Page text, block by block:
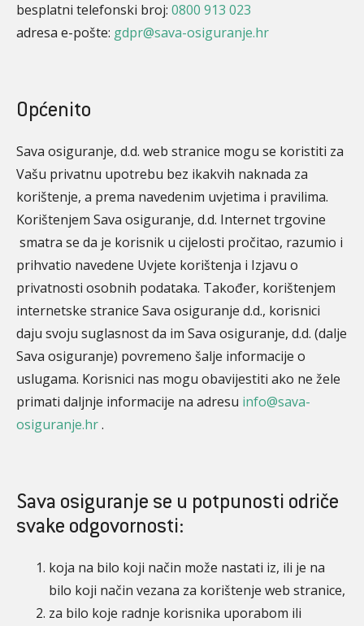
besplatni telefonski broj: 0800 913 023
adresa e-pošte: gdpr@sava-osiguranje.hr
Općenito
Sava osiguranje, d.d. web stranice mogu se koristiti za
Vašu privatnu upotrebu bez ikakvih naknada za
korištenje, a prema navedenim uvjetima i pravilima.
Korištenjem Sava osiguranje, d.d. Internet trgovine
smatra se da je korisnik u cijelosti pročitao, razumio i
prihvatio navedene Uvjete korištenja i Izjavu o
privatnosti osobnih podataka. Također, korištenjem
internetske stranice Sava osiguranje d.d., korisnici
daju svoju suglasnost da im Sava osiguranje, d.d. (dalje
Sava osiguranje) povremeno šalje informacije o
uslugama. Korisnici nas mogu obavijestiti ako ne žele
primati daljnje informacije na adresu info@sava-
osiguranje.hr.
Sava osiguranje se u potpunosti odriče
svake odgovornosti:
koja na bilo koji način može nastati iz, ili je na
bilo koji način vezana za korištenje web stranice,
za bilo koje radnje korisnika uporabom ili